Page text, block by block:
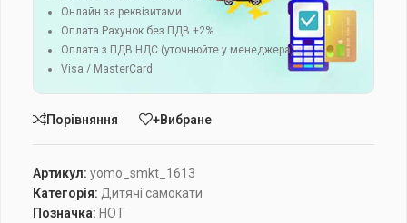
Онлайн за реквізитами
Оплата Рахунок без ПДВ +2%
Оплата з ПДВ НДС (уточнюйте у менеджера)
Visa / MasterCard
Порівняння +Вибране
Артикул: yomo_smkt_1613
Категорія: Дитячі самокати
Позначка: HOT